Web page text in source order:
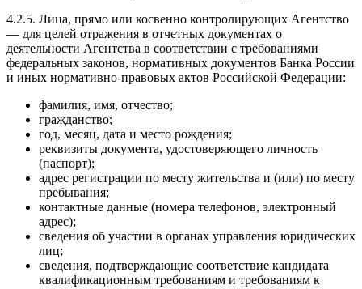
4.2.5. Лица, прямо или косвенно контролирующих Агентство
— для целей отражения в отчетных документах о
деятельности Агентства в соответствии с требованиями
федеральных законов, нормативных документов Банка России
и иных нормативно-правовых актов Российской Федерации:
фамилия, имя, отчество;
гражданство;
год, месяц, дата и место рождения;
реквизиты документа, удостоверяющего личность
(паспорт);
адрес регистрации по месту жительства и (или) по месту
пребывания;
контактные данные (номера телефонов, электронный
адрес);
сведения об участии в органах управления юридических
лиц;
сведения, подтверждающие соответствие кандидата
квалификационным требованиям и требованиям к